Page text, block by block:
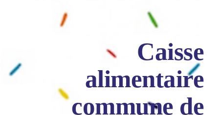
Caisse
alimentaire
commune de